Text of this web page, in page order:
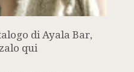
di Ayala Bar,
qui